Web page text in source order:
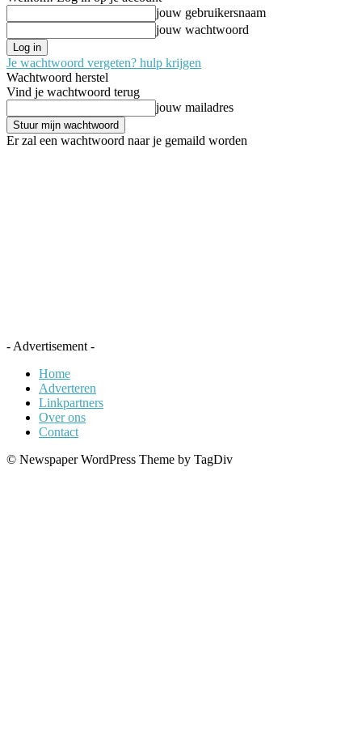
jouw gebruikersnaam
jouw wachtwoord
Je wachtwoord vergeten? hulp krijgen
Wachtwoord herstel
Vind je wachtwoord terug
jouw mailadres
Er zal een wachtwoord naar je gemaild worden
- Advertisement -
Home
Adverteren
Linkpartners
Over ons
Contact
© Newspaper WordPress Theme by TagDiv